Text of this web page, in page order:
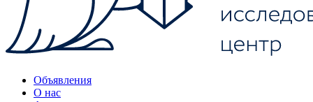
Объявления
О нас